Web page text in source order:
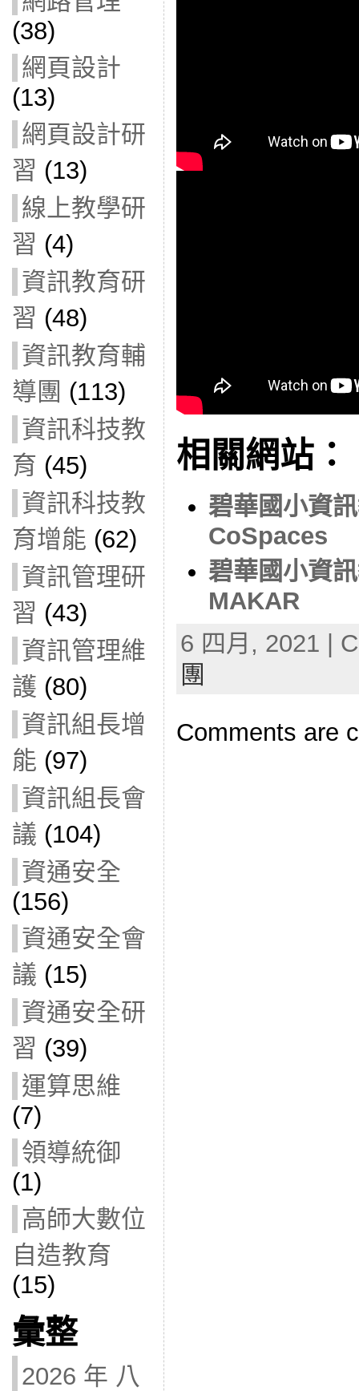
(38)
網頁設計
(13)
網頁設計研
習 (13)
線上教學研
習 (4)
資訊教育研
習 (48)
資訊教育輔
導團 (113)
資訊科技教
育 (45)
資訊科技教
育增能 (62)
資訊管理研
習 (43)
資訊管理維
護 (80)
資訊組長增
能 (97)
資訊組長會
議 (104)
資通安全
(156)
資通安全會
議 (15)
資通安全研
習 (39)
運算思維
(7)
領導統御
(1)
高師大數位
自造教育
(15)
彙整
2026 年 八
相關網站：
碧華國小資
CoSpaces
碧華國小資
MAKAR
6 四月, 2021 |
團
Comments are